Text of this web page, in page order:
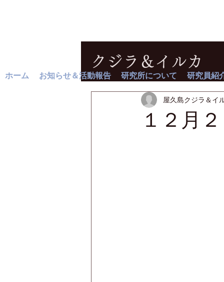
クジラ＆イルカ
１２月
屋久島クジラ＆イ
ホーム お知らせ＆活動報告 研究所について 研究員紹